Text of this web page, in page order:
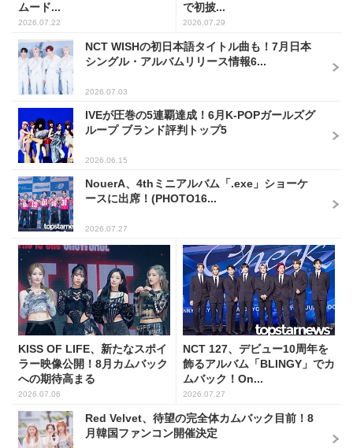
ムード...
2026.07.22
で初披...
2026.07.29
NCT WISHの初日本語タイトル曲も！7月日本
シングル・アルバムリリース情報6...
2026.07.03
IVEが圧巻の5連覇達成！6月K-POPガールズグ
ループ ブランド評判トップ5
2026.06.15
NouerA、4thミニアルバム「.exe」ショーケ
ースに出席！(PHOTO16...
2026.07.27
KISS OF LIFE、新たなスポイ
ラー映像公開！8月カムバック
への期待高まる
2026.07.06
NCT 127、デビュー10周年を
飾るアルバム「BLINGY」でカ
ムバック！On...
2026.07.27
Red Velvet、待望の完全体カムバック目前！8
月韓国ファンコン開催決定